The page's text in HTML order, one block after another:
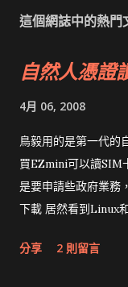
這個網誌中的熱門
自然人憑證
4月 06, 2008
鳥毅用的是第一代的
買EZmini可以讀SIM
是要申請些政府業務
下載 居然看到Linux
分享 2 則留言